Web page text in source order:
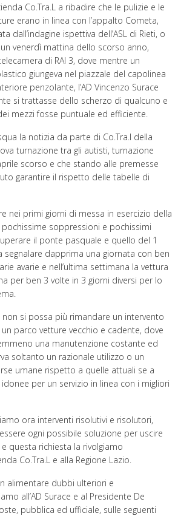
Co.Tra.L a ribadire che le pulizie e le
erano in linea con l’appalto Cometa,
dall’indagine ispettiva dell’ASL di Rieti, o
venerdì mattina dello scorso anno,
di RAI 3, dove mentre un
giungeva nel piazzale del capolinea
penzolante, l’AD Vincenzo Surace
si trattasse dello scherzo di qualcuno e
mezzi fosse puntuale ed efficiente.
la notizia da parte di Co.Tra.l della
turnazione tra gli autisti, turnazione
scorso e che stando alle premesse
garantire il rispetto delle tabelle di
nei primi giorni di messa in esercizio della
soppressioni e pochissimi
il ponte pasquale e quello del 1
segnalare dapprima una giornata con ben
avarie e nell’ultima settimana la vettura
per ben 3 volte in 3 giorni diversi per lo
si possa più rimandare un intervento
parco vetture vecchio e cadente, dove
una manutenzione costante ed
soltanto un razionale utilizzo o un
umane rispetto a quelle attuali se a
per un servizio in linea con i migliori
ora interventi risolutivi e risolutori,
ogni possibile soluzione per uscire
questa richiesta la rivolgiamo
Co.Tra.L e alla Regione Lazio.
alimentare dubbi ulteriori e
all’AD Surace e al Presidente De
pubblica ed ufficiale, sulle seguenti